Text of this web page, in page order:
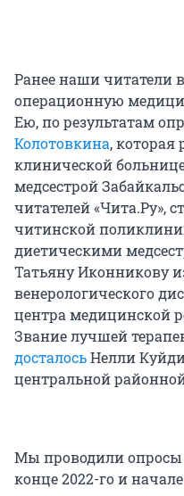
Ранее наши читатели
операционную
Ею, по результатам
Колотовкина, которая
клинической
медсестрой
читателей «Чита.Ру»,
читинской
диетическими
Татьяну Иконникову
венерологического
центра медицинской
Звание лучшей
досталосьНелли
центральной
Мы проводили опросы
конце 2022-го и